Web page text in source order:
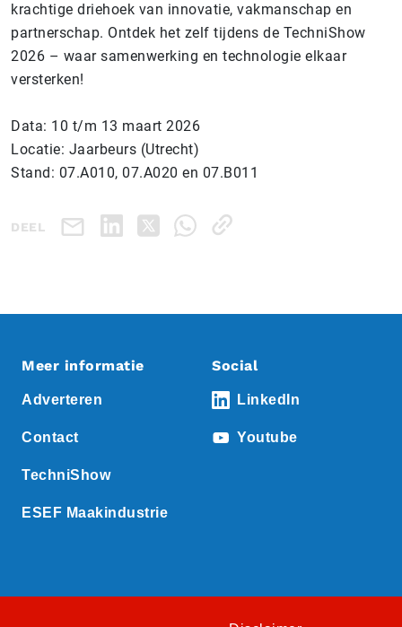
krachtige driehoek van innovatie, vakmanschap en
partnerschap. Ontdek het zelf tijdens de TechniShow
2026 – waar samenwerking en technologie elkaar
versterken!
Data: 10 t/m 13 maart 2026
Locatie: Jaarbeurs (Utrecht)
Stand: 07.A010, 07.A020 en 07.B011
DEEL
Meer informatie
Adverteren
Contact
TechniShow
ESEF Maakindustrie
Social
LinkedIn
Youtube